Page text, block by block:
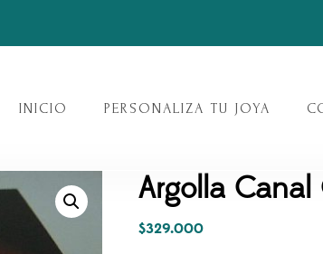
INICIO PERSONALIZA TU JOYA
Argolla Canal
$329.000